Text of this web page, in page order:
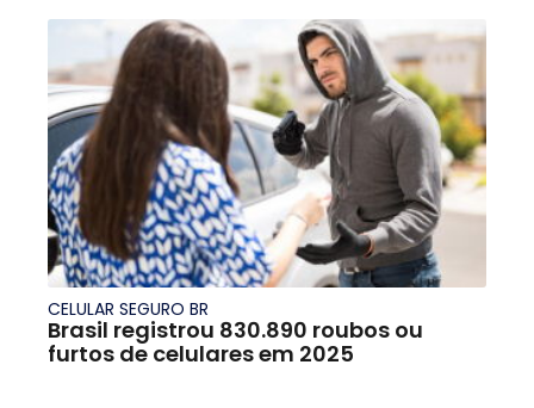
CELULAR SEGURO BR
Brasil registrou 830.890 roubos ou
furtos de celulares em 2025